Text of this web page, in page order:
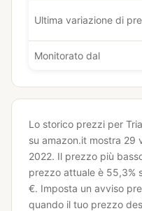
Ultima variazione di
Monitorato dal
Lo storico prezzi per
su amazon.it mostra 29
2022. Il prezzo più
prezzo attuale è 55,3%
€. Imposta un avviso
quando il tuo prezzo